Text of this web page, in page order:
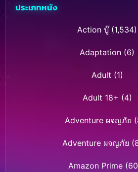
ประเภทหนัง
Action บู๊(1,534)
Adaptation (6)
Adult (1)
Adult 18+ (4)
Adventure ผจญภัย
Adventure ผจญภัย
Amazon Prime